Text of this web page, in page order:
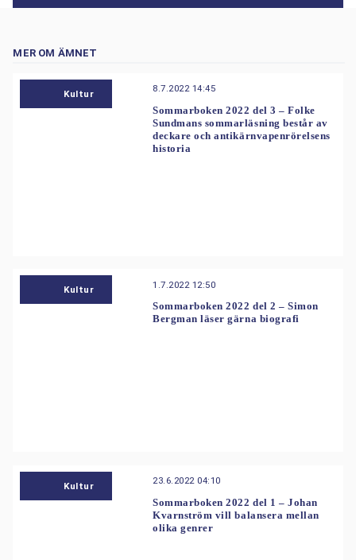
MER OM ÄMNET
Kultur 8.7.2022 14:45
Sommarboken 2022 del 3 – Folke
Sundmans sommarläsning består av
deckare och antikärnvapenrörelsens
historia
Kultur 1.7.2022 12:50
Sommarboken 2022 del 2 – Simon
Bergman läser gärna biografi
Kultur 23.6.2022 04:10
Sommarboken 2022 del 1 – Johan
Kvarnström vill balansera mellan
olika genrer